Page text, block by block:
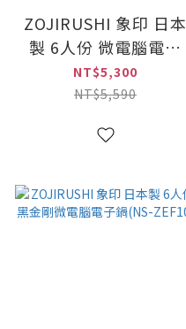
ZOJIRUSHI 象印 日本
製 6人份 微電腦電子
鍋(NL-AAF10)
NT$5,300
NT$5,590